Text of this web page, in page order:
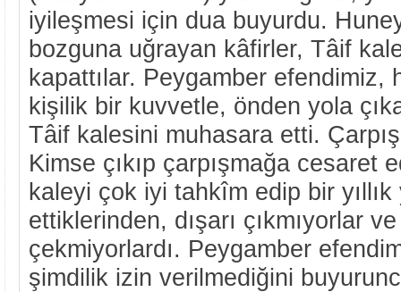
iyileşmesi için dua buyurdu.
bozguna uğrayan kâfirler, Tâif
kapattılar. Peygamber efendimiz,
kişilik bir kuvvetle, önden yola
Tâif kalesini muhasara etti.
Kimse çıkıp çarpışmağa cesaret
kaleyi çok iyi tahkîm edip bir
ettiklerinden, dışarı çıkmıyorlar ve
çekmiyorlardı. Peygamber
şimdilik izin verilmediğini